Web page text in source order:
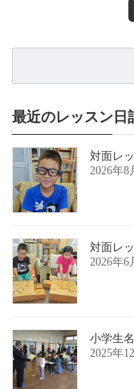
ビ
ゲ
ー
シ
ョ
最近のレッスン日
対面レ
2026年8
対面レ
2026年6
小学生
2025年